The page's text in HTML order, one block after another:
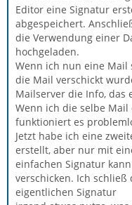
Editor eine Signatur
abgespeichert.
die Verwendung einer
hochgeladen.
Wenn ich nun eine Mail
die Mail verschickt
Mailserver die Info, das
Wenn ich die selbe
funktioniert es
Jetzt habe ich eine
erstellt, aber nur mit
einfachen Signatur
verschicken. Ich
eigentlichen Signatur